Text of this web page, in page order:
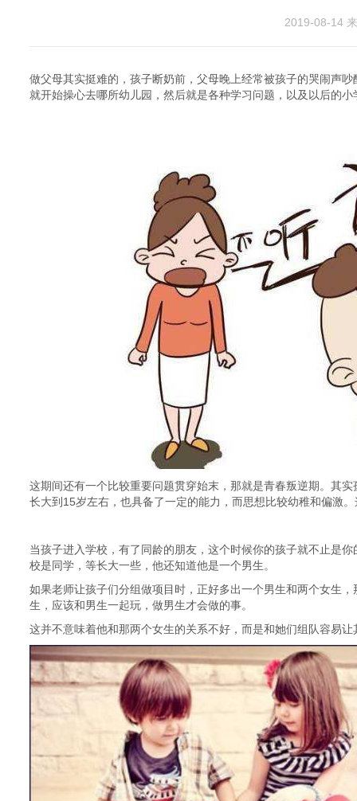
2019-08-14
做父母其实挺难的，孩子断奶前，父母晚上经常被孩子的哭闹声
就开始操心去哪所幼儿园，然后就是各种学习问题，以及以后的
这期间还有一个比较重要问题贯穿始末，那就是青春叛逆期。其
长大到15岁左右，也具备了一定的能力，而思想比较幼稚和偏激
当孩子进入学校，有了同龄的朋友，这个时候你的孩子就不止是
校是同学，等长大一些，他还知道他是一个男生。
如果老师让孩子们分组做项目时，正好多出一个男生和两个女生
生，应该和男生一起玩，做男生才会做的事。
这并不意味着他和那两个女生的关系不好，而是和她们组队容易让